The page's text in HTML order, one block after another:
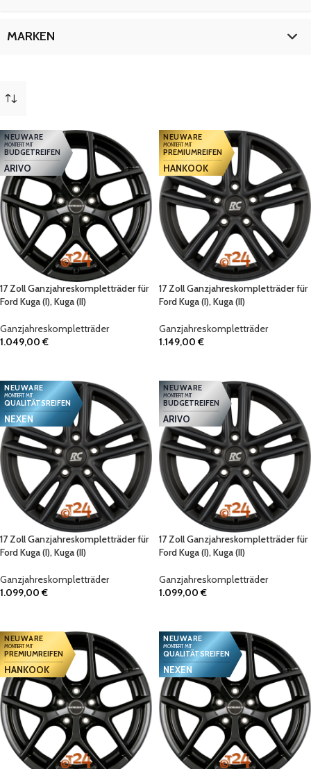
Puma ST
8
MARKEN
NEUWARE
MONTIERT MIT
BUDGETREIFEN
ARIVO
17 Zoll Ganzjahreskompletträder für
Ford Kuga (I), Kuga (II)
Ganzjahreskompletträder
1.049,00€
NEUWARE
MONTIERT MIT
PREMIUMREIFEN
HANKOOK
17 Zoll Ganzjahreskompletträder für
Ford Kuga (I), Kuga (II)
Ganzjahreskompletträder
1.149,00€
NEUWARE
MONTIERT MIT
QUALITÄTSREIFEN
NEXEN
17 Zoll Ganzjahreskompletträder für
Ford Kuga (I), Kuga (II)
Ganzjahreskompletträder
1.099,00€
NEUWARE
MONTIERT MIT
BUDGETREIFEN
ARIVO
17 Zoll Ganzjahreskompletträder für
Ford Kuga (I), Kuga (II)
Ganzjahreskompletträder
1.099,00€
NEUWARE
MONTIERT MIT
PREMIUMREIFEN
HANKOOK
NEUWARE
MONTIERT MIT
QUALITÄTSREIFEN
NEXEN